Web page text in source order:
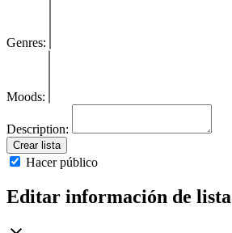
Genres:
Moods:
Description:
Crear lista
Hacer público
Editar información de lista